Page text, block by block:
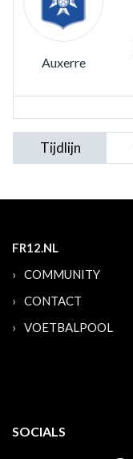
Auxerre
Tijdlijn
FR12.NL
COMMUNITY
CONTACT
VOETBALPOOL
SOCIALS